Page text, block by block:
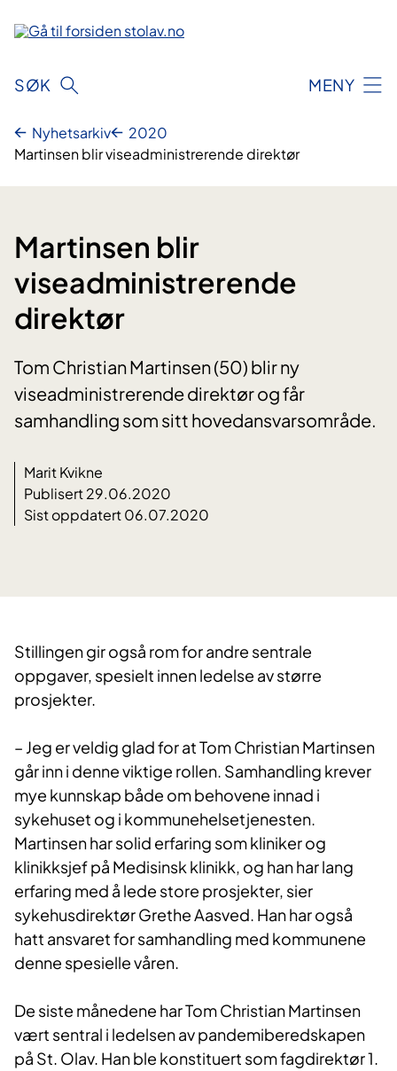
innhold
SØK MENY
Nyhetsarkiv
2020
Martinsen blir viseadministrerende direktør
Martinsen blir
viseadministrerende
direktør
Tom Christian Martinsen (50) blir ny
viseadministrerende direktør og får
samhandling som sitt hovedansvarsområde.
Marit Kvikne
Publisert 29.06.2020
Sist oppdatert 06.07.2020
​Stillingen gir også rom for andre sentrale
oppgaver, spesielt innen ledelse av større
prosjekter.
– Jeg er veldig glad for at Tom Christian Martinsen
går inn i denne viktige rollen. Samhandling krever
mye kunnskap både om behovene innad i
sykehuset og i kommunehelsetjenesten.
Martinsen har solid erfaring som kliniker og
klinikksjef på Medisinsk klinikk, og han har lang
erfaring med å lede store prosjekter, sier
sykehusdirektør Grethe Aasved. Han har også
hatt ansvaret for samhandling med kommunene
denne spesielle våren.
De siste månedene har Tom Christian Martinsen
vært sentral i ledelsen av pandemiberedskapen
på St. Olav. Han ble konstituert som fagdirektør 1.